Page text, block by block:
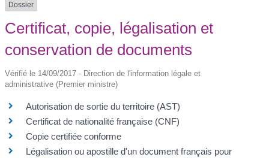
Dossier
Certificat, copie, légalisation et
conservation de documents
Vérifié le 14/09/2017 - Direction de l'information légale et
administrative (Premier ministre)
Autorisation de sortie du territoire (AST)
Certificat de nationalité française (CNF)
Copie certifiée conforme
Légalisation ou apostille d'un document français pour